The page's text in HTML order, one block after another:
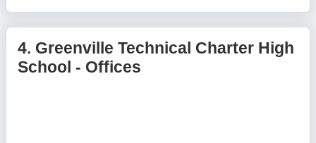
4. Greenville Technical Charter High
School - Offices